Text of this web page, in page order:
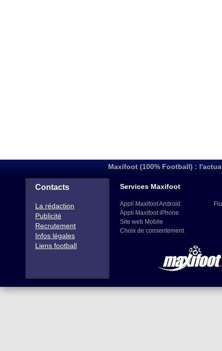
Maxifoot (100% Football) :
Contacts
La rédaction
Publicité
Recrutement
Infos légales
Liens football
Services Maxifoot
Appli Maxifoot Android
Appli Maxifoot iPhone
Site web Mobile
Choix de consentement